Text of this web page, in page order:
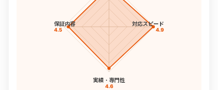
対応スピード
4.9
実績・専門性
4.6
保証内容
4.5